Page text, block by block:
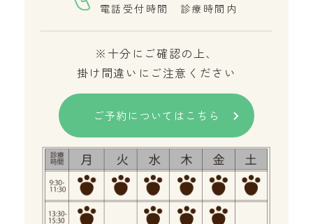
電話受付時間 診療時間内
※十分にご確認の上、
掛け間違いにご注意ください
ご予約についてはこちら